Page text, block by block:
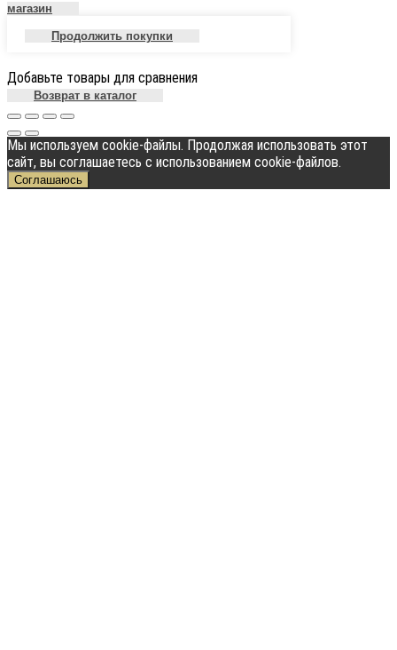
магазин
Продолжить покупки
Добавьте товары для сравнения
Возврат в каталог
Мы используем cookie-файлы. Продолжая использовать этот
сайт, вы соглашаетесь с использованием cookie-файлов.
Соглашаюсь